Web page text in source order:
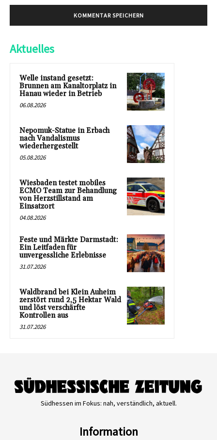
Aktuelles
Welle instand gesetzt:
Brunnen am Kanaltorplatz in
Hanau wieder in Betrieb
06.08.2026
Nepomuk-Statue in Erbach
nach Vandalismus
wiederhergestellt
05.08.2026
Wiesbaden testet mobiles
ECMO Team zur Behandlung
von Herzstillstand am
Einsatzort
04.08.2026
Feste und Märkte Darmstadt:
Ein Leitfaden für
unvergessliche Erlebnisse
31.07.2026
Waldbrand bei Klein Auheim
zerstört rund 2,5 Hektar Wald
und löst verschärfte
Kontrollen aus
31.07.2026
Südhessen im Fokus: nah, verständlich, aktuell.
Information